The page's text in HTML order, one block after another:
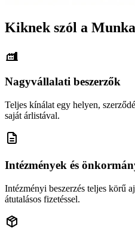
Kiknek szól a
Nagyvállalati beszerzők
Teljes kínálat egy helyen,
saját árlistával.
Intézmények és
Intézményi beszerzés teljes körű
átutalásos fizetéssel.